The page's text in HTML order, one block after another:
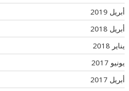
أبريل 2019
أبريل 2018
يناير 2018
يونيو 2017
أبريل 2017